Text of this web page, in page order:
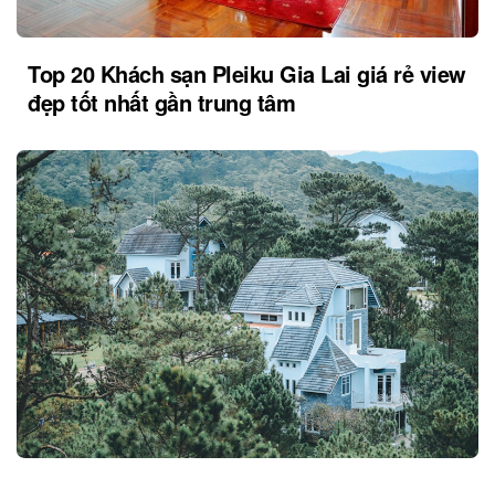
Top 20 Khách sạn Pleiku Gia Lai giá rẻ view
đẹp tốt nhất gần trung tâm